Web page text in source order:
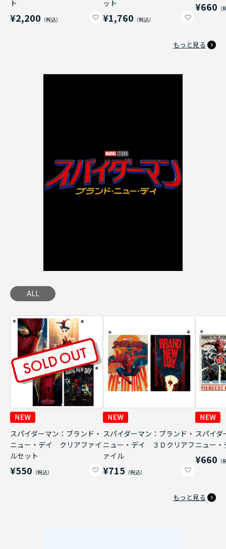
ト
¥2,200
ット
¥1,760
¥660
もっと見る
ALL
スパイダーマン：ブランド・
ニュー・デイ クリアファイ
ルセット
¥550
スパイダーマン：ブランド・
ニュー・デイ ３Ｄクリアフ
ァイル
¥715
スパイダ
ニュー
¥660
もっと見る